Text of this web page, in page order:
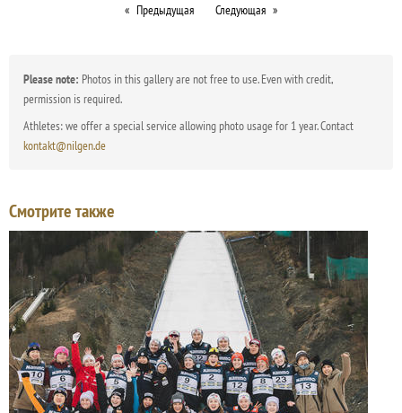
Предыдущая Следующая
Please note: Photos in this gallery are not free to use. Even with credit,
permission is required.
Athletes: we offer a special service allowing photo usage for 1 year. Contact
kontakt@nilgen.de
Смотрите также